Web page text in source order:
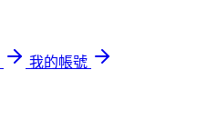
我的帳號